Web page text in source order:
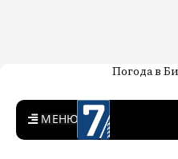
7-канал.
Кыргызстан
Жаңылыктар — Кыргызстан
Погода в
MENU